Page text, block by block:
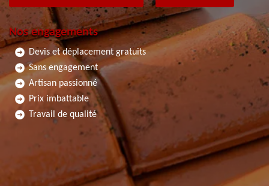
Nos engagements
Devis et déplacement gratuits
Sans engagement
Artisan passionné
Prix imbattable
Travail de qualité